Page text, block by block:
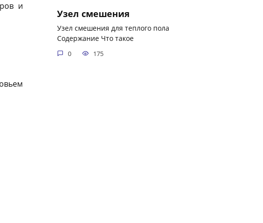
и
Узел смешения
Узел смешения для теплого пола
Содержание Что такое
0 175